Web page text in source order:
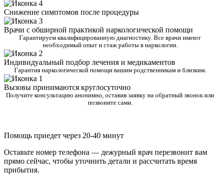
Снижение симптомов после процедуры
Врачи с обширной практикой наркологической помощи
Гарантируем квалифицированную диагностику. Все врачи имеют
необходимый опыт и стаж работы в наркологии.
Индивидуальный подбор лечения и медикаментов
Гарантия наркологической помощи вашим родственникам и близким.
Вызовы принимаются круглосуточно
Получите консультацию анонимно, оставив заявку на обратный звонок или
позвоните сами.
Помощь приедет через 20-40 минут
Оставьте номер телефона — дежурный врач перезвонит вам
прямо сейчас, чтобы уточнить детали и рассчитать время
прибытия.